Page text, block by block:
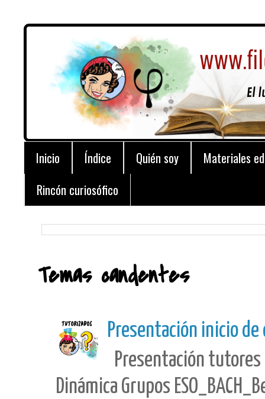
Inicio Índice Quién soy
Materiales
Rincón curiosófico
Temas candentes
Presentación inicio de
Presentación
Dinámica Grupos